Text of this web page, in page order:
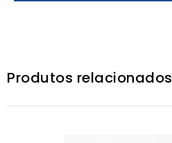
Produtos relacionados